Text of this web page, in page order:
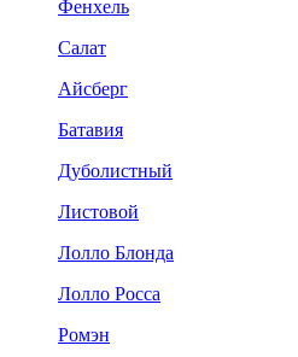
Фенхель
Салат
Айсберг
Батавия
Дуболистный
Листовой
Лолло Блонда
Лолло Росса
Ромэн